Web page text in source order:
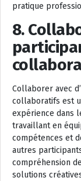
pratique
8.
Collaborer avec
collaboratifs est
expérience dans
travaillant en
compétences et
autres
compréhension
solutions